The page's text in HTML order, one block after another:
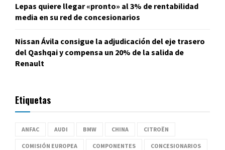
Lepas quiere llegar «pronto» al 3% de rentabilidad
media en su red de concesionarios
Nissan Ávila consigue la adjudicación del eje trasero
del Qashqai y compensa un 20% de la salida de
Renault
Etiquetas
ANFAC AUDI BMW CHINA CITROËN
COMISIÓN EUROPEA COMPONENTES CONCESIONARIOS